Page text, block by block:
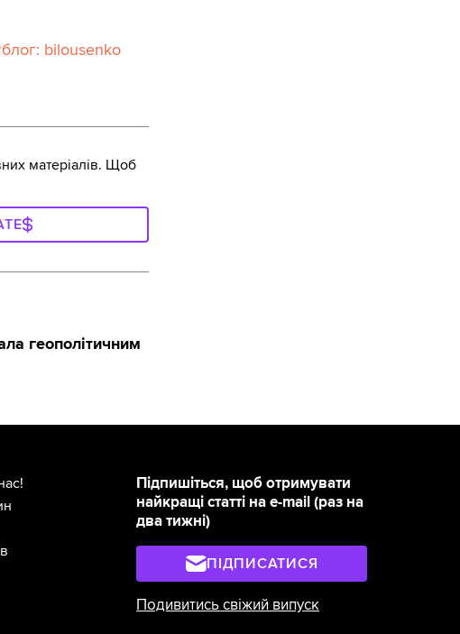
блог: bilousenko
матеріалів. Щоб
геополітичним
Підпишіться, щоб отримувати
найкращі статті на e-mail (раз на
два тижні)
ПІДПИСАТИСЯ
Подивитись свіжий випуск